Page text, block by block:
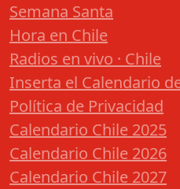
Semana Santa
Hora en Chile
Radios en vivo · Chile
Inserta el Calendario
Política de Privacidad
Calendario Chile 2025
Calendario Chile 2026
Calendario Chile 2027